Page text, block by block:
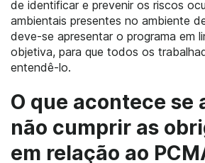
de identificar e prevenir os riscos
ambientais presentes no ambiente
deve-se apresentar o programa em
objetiva, para que todos os
entendê-lo.
O que acontece se
não cumprir as
em relação ao